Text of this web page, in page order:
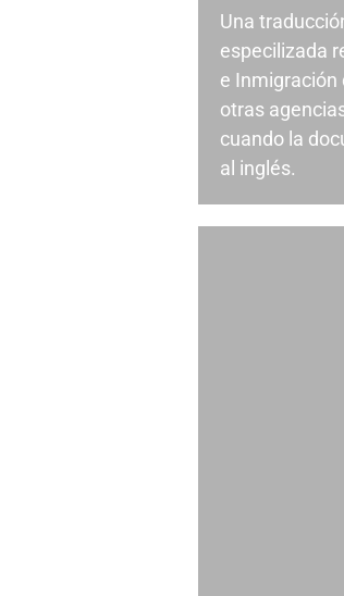
Una
especilizada
e Inmigración
otras
cuando la
al inglés.